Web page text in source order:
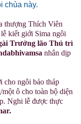
chùa này.
thượng Thích Viên
kiết giới Sima ngôi
Trưởng lão Thủ trì
nhân dịp
cho ngôi bảo tháp
ô cho toàn bộ diện
Nghi lễ được thực